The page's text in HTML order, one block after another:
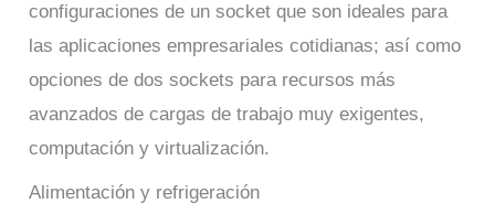
configuraciones de un socket que son ideales para
las aplicaciones empresariales cotidianas; así como
opciones de dos sockets para recursos más
avanzados de cargas de trabajo muy exigentes,
computación y virtualización.
Alimentación y refrigeración